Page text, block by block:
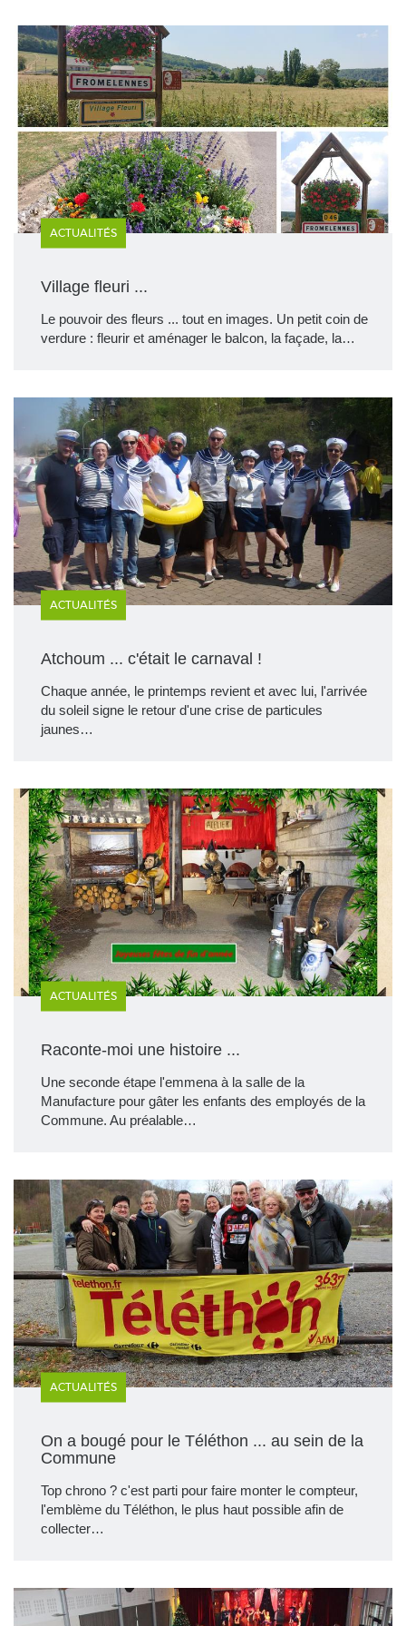
ACTUALITÉS
Village fleuri ...
Le pouvoir des fleurs ... tout en images. Un petit coin de
verdure : fleurir et aménager le balcon, la façade, la…
ACTUALITÉS
Atchoum ... c'était le carnaval !
Chaque année, le printemps revient et avec lui, l'arrivée
du soleil signe le retour d'une crise de particules
jaunes…
ACTUALITÉS
Raconte-moi une histoire ...
Une seconde étape l'emmena à la salle de la
Manufacture pour gâter les enfants des employés de la
Commune. Au préalable…
ACTUALITÉS
On a bougé pour le Téléthon ... au sein de la
Commune
Top chrono ? c'est parti pour faire monter le compteur,
l'emblème du Téléthon, le plus haut possible afin de
collecter…